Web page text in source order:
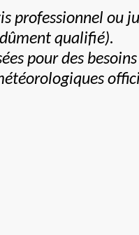
professionnel ou
qualifié).
pour des